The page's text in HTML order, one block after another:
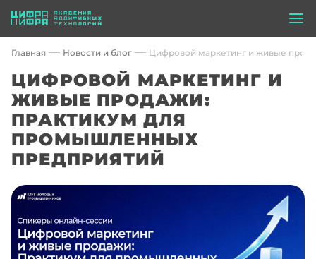
Главная Новости и блог Цифровой маркетинг и живые
ЦИФРОВОЙ МАРКЕТИНГ И
ЖИВЫЕ ПРОДАЖИ:
ПРАКТИКУМ ДЛЯ
ПРОМЫШЛЕННЫХ
ПРЕДПРИЯТИЙ